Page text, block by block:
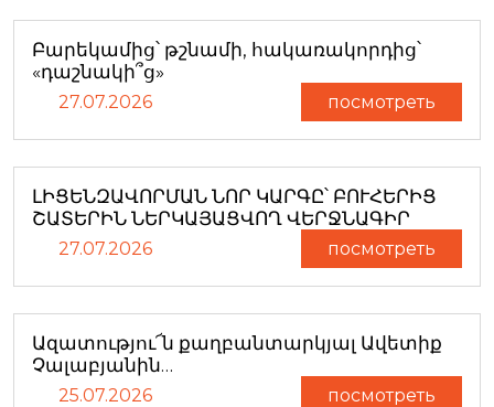
Բարեկամից՝ թշնամի, հակառակորդից՝
«դաշնակի՞ց»
27.07.2026 посмотреть
ԼԻՑԵՆԶԱՎՈՐՄԱՆ ՆՈՐ ԿԱՐԳԸ՝ ԲՈՒՀԵՐԻՑ
ՇԱՏԵՐԻՆ ՆԵՐԿԱՅԱՑՎՈՂ ՎԵՐՋՆԱԳԻՐ
27.07.2026 посмотреть
Ազատությու՜ն քաղբանտարկյալ Ավետիք
Չալաբյանին…
25.07.2026 посмотреть